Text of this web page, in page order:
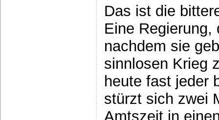
Das ist die
Eine
nachdem sie
sinnlosen Krieg
heute fast jeder
stürzt sich zwei
Amtszeit in